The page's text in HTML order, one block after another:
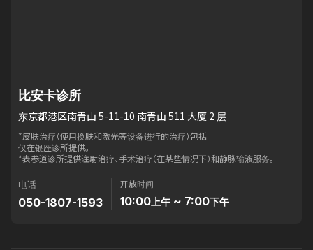
比安卡诊所
东京都港区南青山 5-11-10 南青山 511 大厦 2 层
*皮肤治疗（使用换肤和激光等设备进行的治疗）包括
仅在银座诊所提供。
*表参道诊所提供注射治疗、手术治疗（在某些情况下）和静脉输液服务。
电话
050-1807-1593
开放时间
10:00 上午 ~ 7:00下午